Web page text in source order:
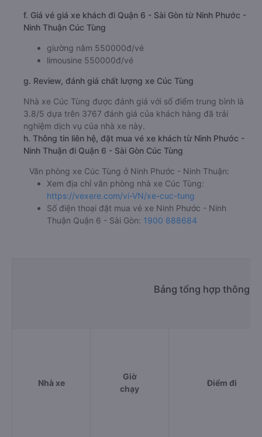
f. Giá vé giá xe khách đi Quận 6 - Sài Gòn từ Ninh Phước -
Ninh Thuận Cúc Tùng
giường nằm 550000đ/vé
limousine 550000đ/vé
g. Review, đánh giá chất lượng xe Cúc Tùng
Nhà xe Cúc Tùng được đánh giá với số điểm trung bình là
3.8/5 dựa trên 3767 đánh giá của khách hàng đã trải
nghiệm dịch vụ của nhà xe này.
h. Thông tin liên hệ, đặt mua vé xe khách từ Ninh Phước -
Ninh Thuận đi Quận 6 - Sài Gòn Cúc Tùng
Văn phòng xe Cúc Tùng ở Ninh Phước - Ninh Thuận:
Xem địa chỉ văn phòng nhà xe Cúc Tùng:
https://vexere.com/vi-VN/xe-cuc-tung
Số điện thoại đặt mua vé xe Ninh Phước - Ninh
Thuận Quận 6 - Sài Gòn: 1900 888684
Bảng tổng hợp thông
Nhà xe
Giờ
chạy
Điểm đi